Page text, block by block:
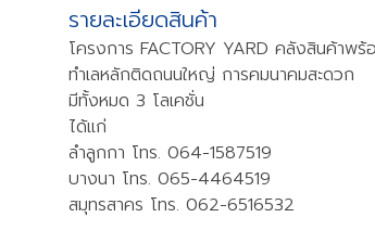
รายละเอียดสินค้า
โครงการ FACTORY YARD คลังสินค้า
ทำเลหลักติดถนนใหญ่ การคมนาคมสะดวก
มีทั้งหมด 3 โลเคชั่น
ได้แก่
ลำลูกกา โทร. 064-1587519
บางนา โทร. 065-4464519
สมุทรสาคร โทร. 062-6516532